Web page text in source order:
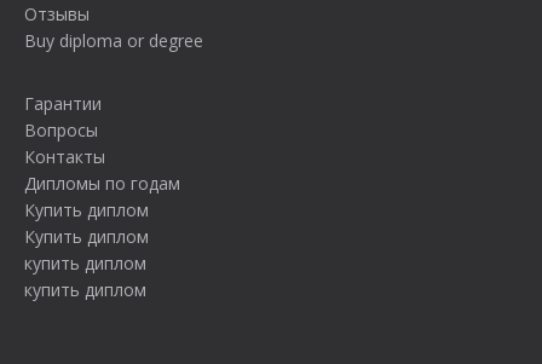
Отзывы
Buy diploma or degree
Гарантии
Вопросы
Контакты
Дипломы по годам
Купить диплом
Купить диплом
купить диплом
купить диплом